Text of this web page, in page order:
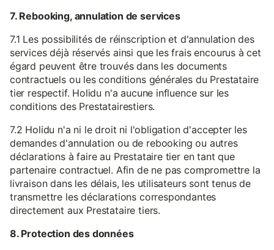
7. Rebooking, annulation de services
7.1 Les possibilités de réinscription et d'annulation des
services déjà réservés ainsi que les frais encourus à cet
égard peuvent être trouvés dans les documents
contractuels ou les conditions générales du Prestataire
tier respectif. Holidu n'a aucune influence sur les
conditions des Prestatairestiers.
7.2 Holidu n'a ni le droit ni l'obligation d'accepter les
demandes d'annulation ou de rebooking ou autres
déclarations à faire au Prestataire tier en tant que
partenaire contractuel. Afin de ne pas compromettre la
livraison dans les délais, les utilisateurs sont tenus de
transmettre les déclarations correspondantes
directement aux Prestataire tiers.
8. Protection des données